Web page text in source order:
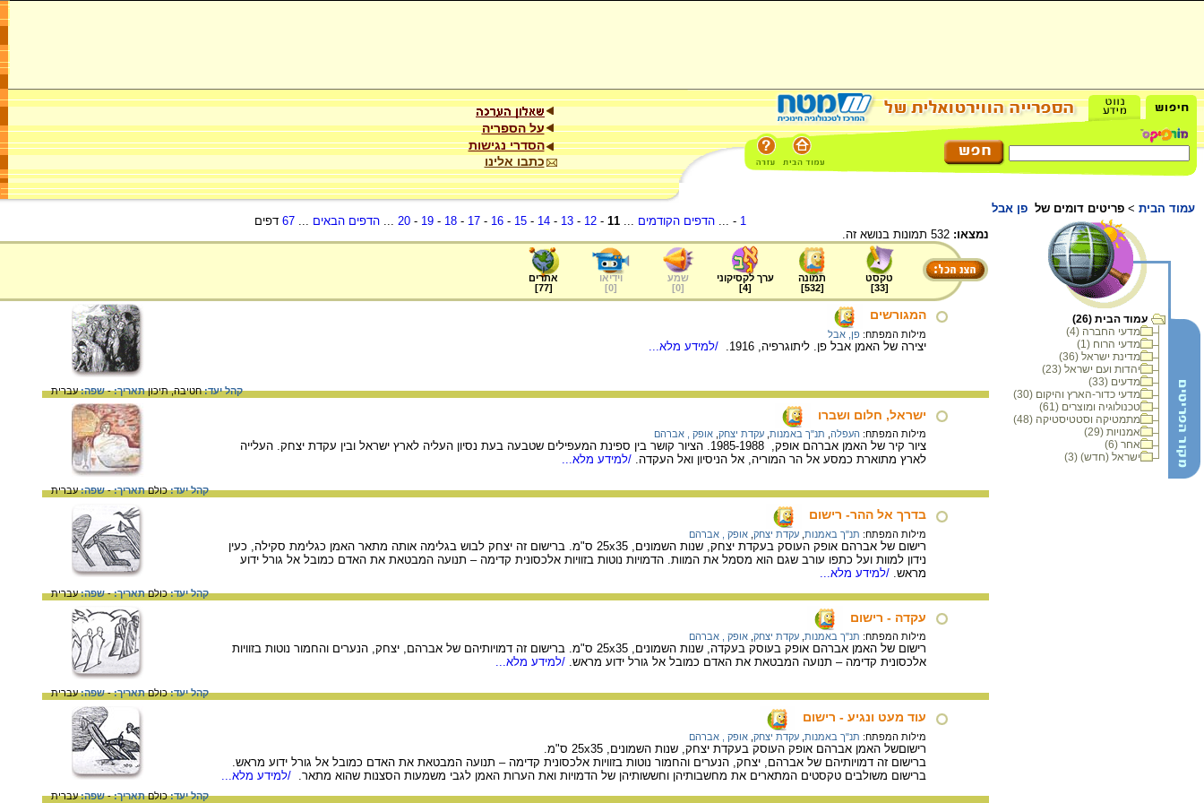
על הספריה
הסדרי נגישות
כתבו אלינו
עמוד הבית > פריטים דומים של פן אבל
עמוד הבית (26)
מדעי החברה (4)
מדעי הרוח (1)
מדינת ישראל (36)
יהדות ועם ישראל (23)
מדעים (33)
מדעי כדור-הארץ והיקום (30)
טכנולוגיה ומוצרים (61)
מתמטיקה וסטטיסטיקה (48)
אמנויות (29)
אחר (6)
ישראל (חדש) (3)
1
- ...הדפים הקודמים ...
11
-
12
-
13
-
14
-
15
-
16
-
17
-
18
-
19
-
20
...הדפים הבאים ...
67 דפים
נמצאו:
טקסט
[
33
]
תמונה
[
532
]
ערך לקסיקוני
[
4
]
שמע
[
0
]
וידיאו
[
0
]
אתרים
[
77
]
המגורשים
מילות המפתח: פן, אבל
יצירה של האמן אבל פן. ליתוגרפיה, 1916. /למידע מלא...
קהל יעד:חטיבה,תיכוןתאריך:-שפה:עברית
ישראל, חלום ושברו
מילות המפתח: העפלה תנ"ך באמנות עקדת יצחק אופק , אברהם
ציור קיר של האמן אברהם אופק, 1985-1988. הציור קושר בין ספינת המעפילים שטבעה בעת נסיון העליה לארץ ישראל ובין עקדת יצחק. העלייה
לארץ מתוארת כמסע אל הר המוריה, אל הניסיון ואל העקדה. /למידע מלא...
קהל יעד:כולםתאריך:-שפה:עברית
בדרך אל ההר- רישום
מילות המפתח: תנ"ך באמנות עקדת יצחק אופק , אברהם
רישום של אברהם אופק העוסק בעקדת יצחק, שנות השמונים, 25x35 ס"מ. ברישום זה יצחק לבוש בגלימה אותה מתאר האמן כגלימת סקילה, כעין
נידון למוות ועל כתפו עורב שגם הוא מסמל את המוות. הדמויות נוטות בזוויות אלכסונית קדימה – תנועה המבטאת את האדם כמובל אל גורל ידוע
מראש. /למידע מלא...
קהל יעד:כולםתאריך:-שפה:עברית
עקדה - רישום
מילות המפתח: תנ"ך באמנות עקדת יצחק אופק , אברהם
רישום של האמן אברהם אופק בעוסק בעקדה, שנות השמונים, 25x35 ס"מ. ברישום זה דמויותיהם של אברהם, יצחק, הנערים והחמור נוטות בזוויות
אלכסונית קדימה – תנועה המבטאת את האדם כמובל אל גורל ידוע מראש. /למידע מלא...
קהל יעד:כולםתאריך:-שפה:עברית
עוד מעט ונגיע - רישום
מילות המפתח: תנ"ך באמנות עקדת יצחק אופק , אברהם
רישוםשל האמן אברהם אופק העוסק בעקדת יצחק, שנות השמונים, 25x35 ס"מ.
ברישום זה דמויותיהם של אברהם, יצחק, הנערים והחמור נוטות בזוויות אלכסונית קדימה – תנועה המבטאת את האדם כמובל אל גורל ידוע מראש.
ברישום משולבים טקסטים המתארים את מחשבותיהן וחששותיהן של הדמויות ואת הערות האמן לגבי משמעות הסצנות שהוא מתאר.
/למידע מלא...
קהל יעד:כולםתאריך:-שפה:עברית